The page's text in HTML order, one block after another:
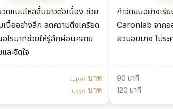
วดแบบไหลลื่นยาวต่อเนื่อง ช่วย
เนื้ออย่างลึก ลดความตึงเครียด
โรมาที่ช่วยให้รู้สึกผ่อนคลาย
ละจิตใจ
1,400 บาท
1,550 บาท
กำจัดขนอย่างเรี
Caronlab จากอ
ผิวบอบบาง ไม่ระ
90 นาที
120 นาที